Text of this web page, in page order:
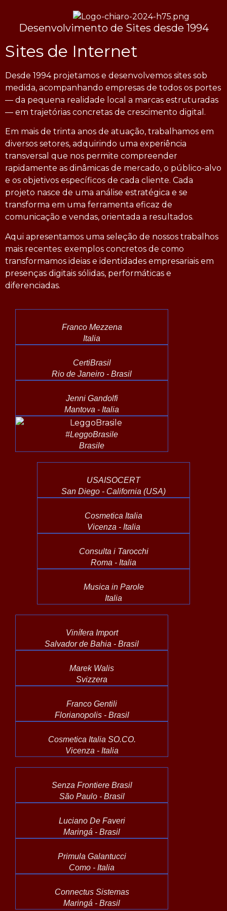
Desenvolvimento de Sites desde 1994
Sites de Internet
Desde 1994 projetamos e desenvolvemos sites sob
medida, acompanhando empresas de todos os portes
— da pequena realidade local a marcas estruturadas
— em trajetórias concretas de crescimento digital.
Em mais de trinta anos de atuação, trabalhamos em
diversos setores, adquirindo uma experiência
transversal que nos permite compreender
rapidamente as dinâmicas de mercado, o público-alvo
e os objetivos específicos de cada cliente. Cada
projeto nasce de uma análise estratégica e se
transforma em uma ferramenta eficaz de
comunicação e vendas, orientada a resultados.
Aqui apresentamos uma seleção de nossos trabalhos
mais recentes: exemplos concretos de como
transformamos ideias e identidades empresariais em
presenças digitais sólidas, performáticas e
diferenciadas.
Franco Mezzena
Italia
CertiBrasil
Rio de Janeiro - Brasil
Jenni Gandolfi
Mantova - Italia
#LeggoBrasile
Brasile
USAISOCERT
San Diego - California (USA)
Cosmetica Italia
Vicenza - Italia
Consulta i Tarocchi
Roma - Italia
Musica in Parole
Italia
Vinífera Import
Salvador de Bahia - Brasil
Marek Walis
Svizzera
Franco Gentili
Florianopolis - Brasil
Cosmetica Italia SO.CO.
Vicenza - Italia
Senza Frontiere Brasil
São Paulo - Brasil
Luciano De Faveri
Maringá - Brasil
Primula Galantucci
Como - Italia
Connectus Sistemas
Maringá - Brasil